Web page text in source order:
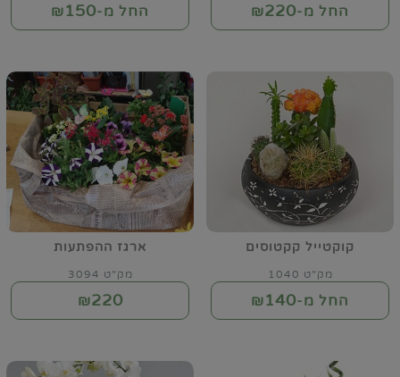
החל מ-₪220 החל מ-₪150
קוקטייל קקטוסים
מק"ט 1040
החל מ-₪140
ארגז ההפתעות
מק"ט 3094
₪220